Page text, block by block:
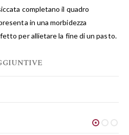
completano il quadro
in una morbidezza
per allietare la fine di un pasto.